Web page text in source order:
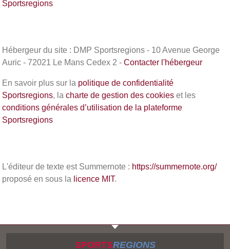
Sportsregions
Hébergeur du site : DMP Sportsregions - 10 Avenue George
Auric - 72021 Le Mans Cedex 2 - Contacter l'hébergeur
En savoir plus sur la politique de confidentialité
Sportsregions, la charte de gestion des cookies et les
conditions générales d’utilisation de la plateforme
Sportsregions
L'éditeur de texte est Summernote : https://summernote.org/
proposé en sous la licence MIT.
SPORTSREGIONS